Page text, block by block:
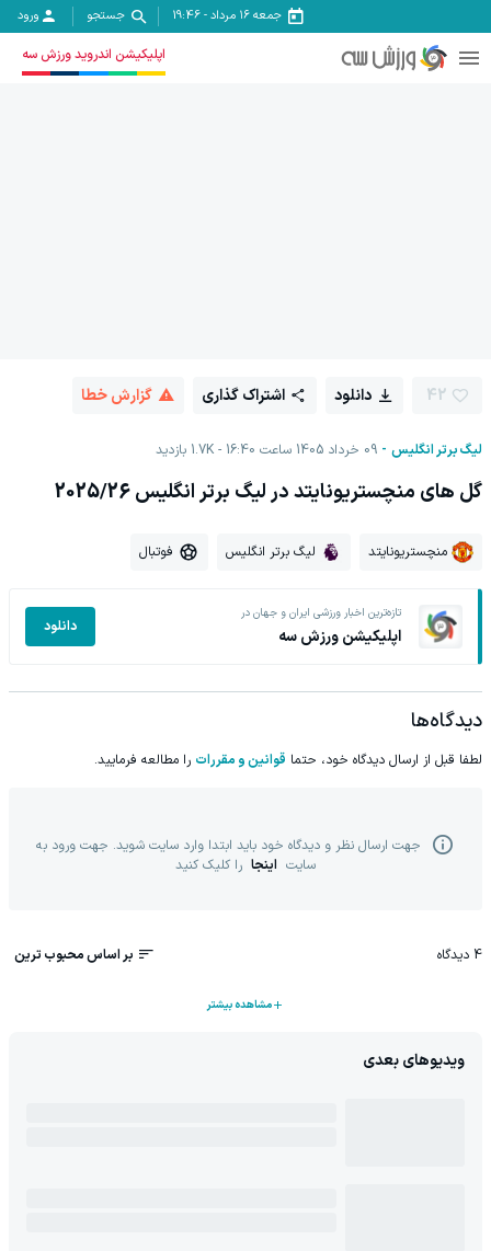
جمعه ۱۶ مرداد -
19:46 جستجو ورود
اپلیکیشن اندروید ورزش سه
لیگ برتر انگلیس 09 خرداد 1405 ساعت 16:40 1.7K بازدید
42 دانلود اشتراک گذاری گزارش خطا
گل های منچستریونایتد در لیگ برتر انگلیس 2025/26
منچستریونایتد لیگ برتر انگلیس فوتبال
تازه‌ترین اخبار ورزشی ایران و جهان در
اپلیکیشن ورزش سه دانلود
دیدگاه‌ها
لطفا قبل از ارسال دیدگاه خود، حتما قوانین و مقررات را مطالعه فرمایید.
جهت ارسال نظر و دیدگاه خود باید ابتدا وارد سایت شوید. جهت ورود به
سایت اینجا را کلیک کنید
4 دیدگاه بر اساس محبوب ترین
مشاهده بیشتر
ویدیوهای بعدی